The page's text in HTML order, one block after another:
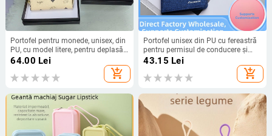
Portofel pentru monede, unisex, din
PU, cu model litere, pentru deplasări
de afaceri.
64.00 Lei
add_shopping_cart
Portofel unisex din PU cu fereastră
pentru permisul de conducere și
mai multe compartimente pentru
43.15 Lei
add_shopping_cart